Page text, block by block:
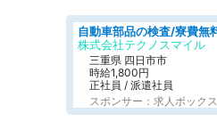
株式会社テクノスマイル
三重県 四日市市
時給1,800円
正社員 / 派遣社員
スポンサー：求人ボックス